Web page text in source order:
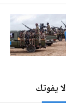
لا يفوتك